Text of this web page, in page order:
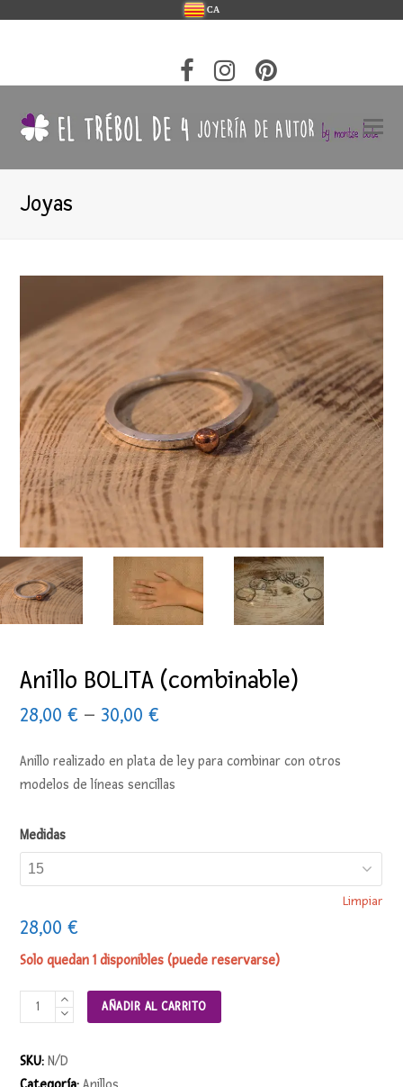
CA
Joyas
Anillo BOLITA (combinable)
28,00€ – 30,00€
Anillo realizado en plata de ley para combinar con otros
modelos de líneas sencillas
Medidas
Limpiar
28,00€
Solo quedan 1 disponibles (puede reservarse)
Anillo
BOLITA
cantidad
AÑADIR AL CARRITO
SKU: N/D